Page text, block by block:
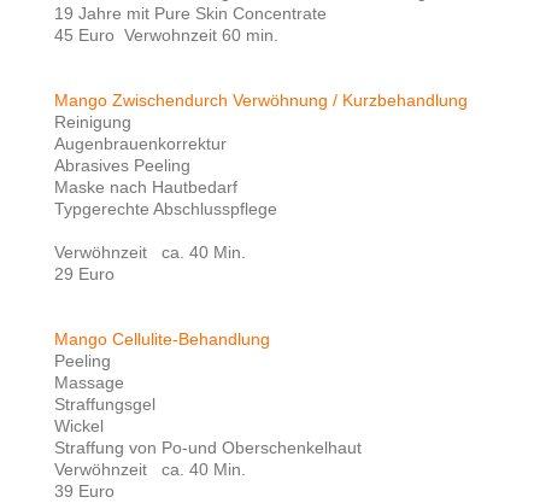
19 Jahre mit Pure Skin Concentrate
45 Euro Verwohnzeit 60 min.
Mango Zwischendurch Verwöhnung / Kurzbehandlung
Reinigung
Augenbrauenkorrektur
Abrasives Peeling
Maske nach Hautbedarf
Typgerechte Abschlusspflege
Verwöhnzeit ca. 40 Min.
29 Euro
Mango Cellulite-Behandlung
Peeling
Massage
Straffungsgel
Wickel
Straffung von Po-und Oberschenkelhaut
Verwöhnzeit ca. 40 Min.
39 Euro